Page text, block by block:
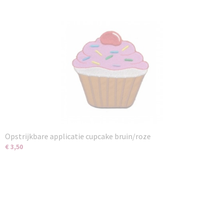
Opstrijkbare applicatie cupcake bruin/roze
€ 3,50